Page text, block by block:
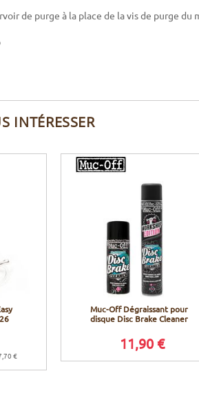
de purge à la place de la vis de purge du
INTÉRESSER
€
Muc-Off Dégraissant pour
disque Disc Brake Cleaner
11,90 €